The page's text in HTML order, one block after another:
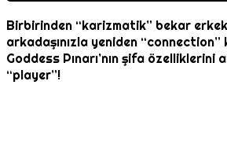
Birbirinden “karizmatik” bekar
arkadaşınızla yeniden
Goddess Pınarı’nın şifa
“player”!